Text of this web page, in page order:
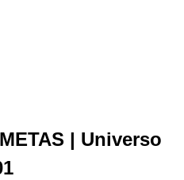
| Universo